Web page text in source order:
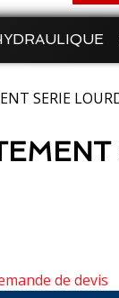
SERIE
de devis